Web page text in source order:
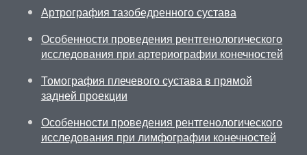
Артрография тазобедренного сустава
Особенности проведения рентгенологического
исследования при артериографии конечностей
Томография плечевого сустава в прямой
задней проекции
Особенности проведения рентгенологического
исследования при лимфографии конечностей